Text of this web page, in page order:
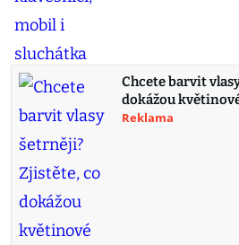
Chcete barvit
dokážou
Reklama